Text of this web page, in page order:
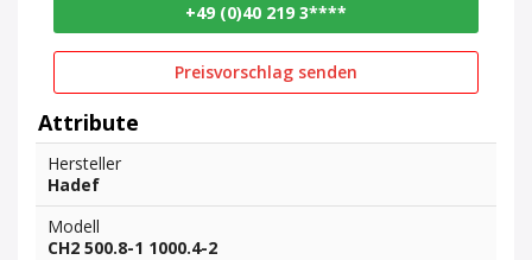
+49 (0)40 219 3****
Preisvorschlag senden
Attribute
Hersteller
Hadef
Modell
CH2 500.8-1 1000.4-2